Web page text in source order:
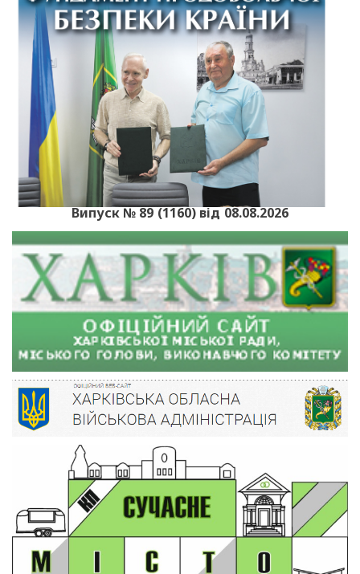
Випуск № 89 (1160) від 08.08.2026